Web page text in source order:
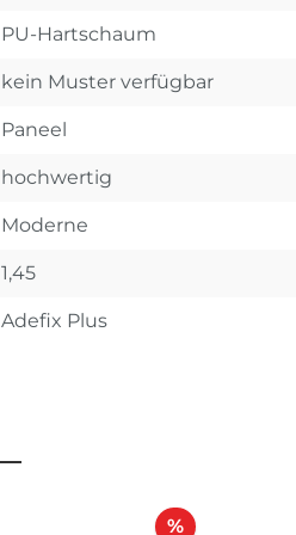
PU-Hartschaum
kein Muster verfügbar
Paneel
hochwertig
Moderne
1,45
Adefix Plus
%Rabatt